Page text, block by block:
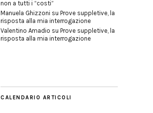
non a tutti i “costi”
Manuela Ghizzoni su Prove suppletive, la
risposta alla mia interrogazione
Valentino Amadio su Prove suppletive, la
risposta alla mia interrogazione
CALENDARIO ARTICOLI